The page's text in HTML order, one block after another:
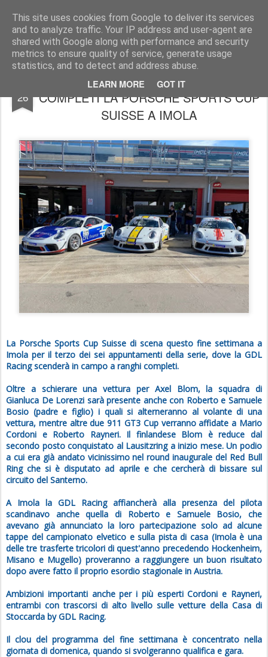
This site uses cookies from Google to deliver its services
and to analyze traffic. Your IP address and user-agent are
shared with Google along with performance and security
metrics to ensure quality of service, generate usage
statistics, and to detect and address abuse.
LEARN MORE GOT IT
AutoMotoCorse. Motorsport Random News 280912
26
GDL RACING AFFRONTA A RANGHI
COMPLETI LA PORSCHE SPORTS CUP
SUISSE A IMOLA
La Porsche Sports Cup Suisse di scena questo fine settimana a
Imola per il terzo dei sei appuntamenti della serie, dove la GDL
Racing scenderà in campo a ranghi completi.
Oltre a schierare una vettura per Axel Blom, la squadra di
Gianluca De Lorenzi sarà presente anche con Roberto e Samuele
Bosio (padre e figlio) i quali si alterneranno al volante di una
vettura, mentre altre due 911 GT3 Cup verranno affidate a Mario
Cordoni e Roberto Rayneri. Il finlandese Blom è reduce dal
secondo posto conquistato al Lausitzring a inizio mese. Un podio
a cui era già andato vicinissimo nel round inaugurale del Red Bull
Ring che si è disputato ad aprile e che cercherà di bissare sul
circuito del Santerno.
A Imola la GDL Racing affiancherà alla presenza del pilota
scandinavo anche quella di Roberto e Samuele Bosio, che
avevano già annunciato la loro partecipazione solo ad alcune
tappe del campionato elvetico e sulla pista di casa (Imola è una
delle tre trasferte tricolori di quest'anno precedendo Hockenheim,
Misano e Mugello) proveranno a raggiungere un buon risultato
dopo avere fatto il proprio esordio stagionale in Austria.
Ambizioni importanti anche per i più esperti Cordoni e Rayneri,
entrambi con trascorsi di alto livello sulle vetture della Casa di
Stoccarda by GDL Racing.
Il clou del programma del fine settimana è concentrato nella
giornata di domenica, quando si svolgeranno qualifica e gara.